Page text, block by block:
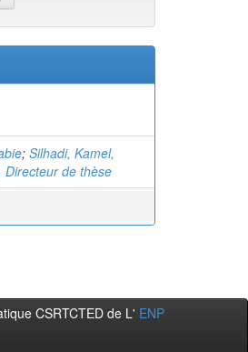
; Silhadi, Kamel,
Directeur de thèse
CSRTCTED de L' ENP